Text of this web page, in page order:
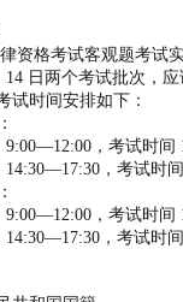
资格考试客观题考试
14 日两个考试批次，
试时间安排如下：
，考试时间
，考试时间
，考试时间
，考试时间